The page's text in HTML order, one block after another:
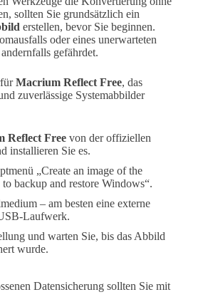
sollten Sie grundsätzlich ein
erstellen, bevor Sie beginnen.
oder eines unerwarteten
gefährdet.
Macrium Reflect Free, das
zuverlässige Systemabbilder
Reflect Free von der offiziellen
installieren Sie es.
„Create an image of the
backup and restore Windows“.
– am besten eine externe
Laufwerk.
und warten Sie, bis das Abbild
wurde.
Datensicherung sollten Sie mit